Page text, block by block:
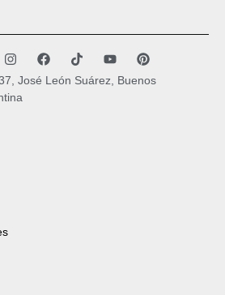
José León Suárez, Buenos